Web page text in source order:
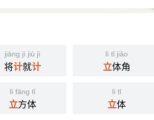
jiāng jì jiù jì
将计就计
lì tǐ jiǎo
立体角
lì fāng tǐ
立方体
lì tǐ
立体